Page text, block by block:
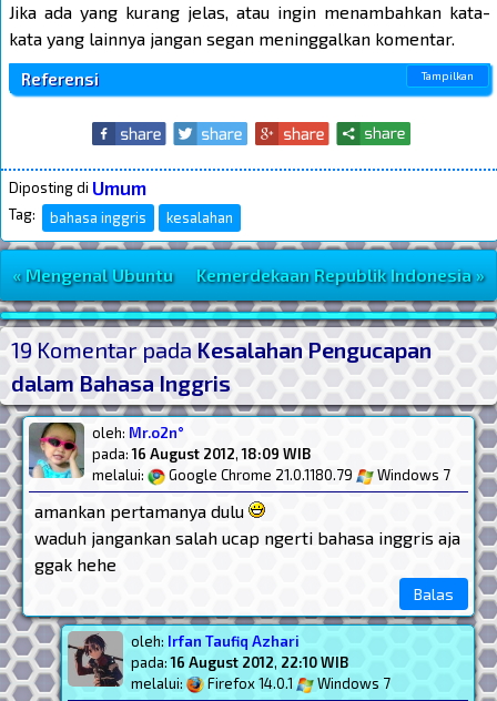
Jika ada yang kurang jelas, atau ingin menambahkan kata-
kata yang lainnya jangan segan meninggalkan komentar.
Referensi
Diposting di Umum
Tag: bahasa inggris kesalahan
Navigasi Postingan
« Mengenal Ubuntu Kemerdekaan Republik Indonesia »
Post Widget
19 Komentar padaKesalahan Pengucapan
dalam Bahasa Inggris
oleh: Mr.o2n°
pada:16 August 2012,18:09 WIB
melalui:
Google Chrome 21.0.1180.79 Windows 7
amankan pertamanya dulu
waduh jangankan salah ucap ngerti bahasa inggris aja
ggak hehe
Balas
oleh: Irfan Taufiq Azhari
pada:16 August 2012, 22:10 WIB
melalui:
Firefox 14.0.1 Windows 7